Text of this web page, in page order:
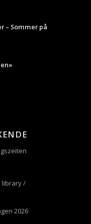
– Sommer på
library /
2026